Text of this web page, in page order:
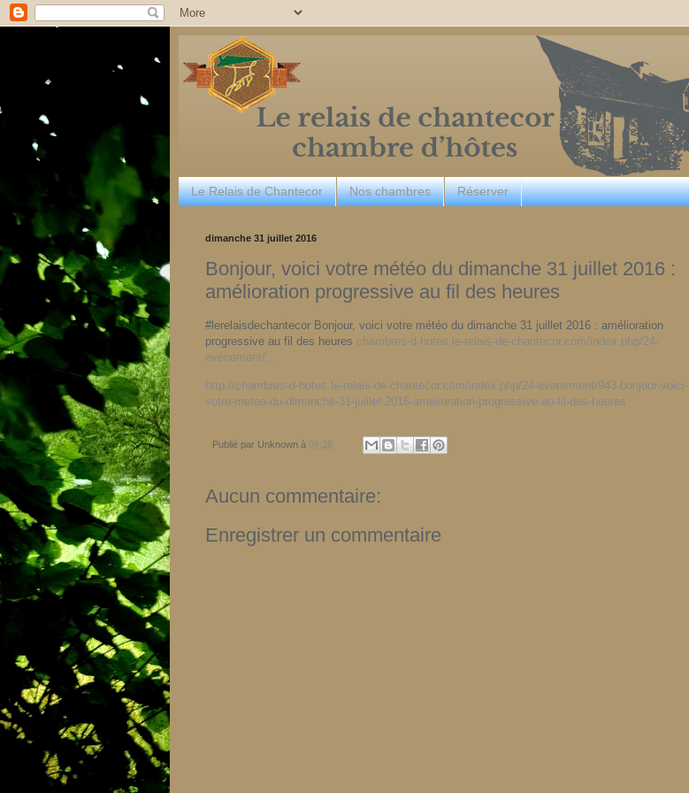
Le Relais de Chantecor Nos chambres Réserver
dimanche 31 juillet 2016
Bonjour, voici votre météo du dimanche 31 juillet 2016 :
amélioration progressive au fil des heures
#lerelaisdechantecor Bonjour, voici votre météo du dimanche 31 juillet 2016 : amélioration
progressive au fil des heures chambres-d-hotes.le-relais-de-chantecor.com/index.php/24-
evenement/…
http://chambres-d-hotes.le-relais-de-chantecor.com/index.php/24-evenement/943-bonjour-voici-
votre-meteo-du-dimanche-31-juillet-2016-amelioration-progressive-au-fil-des-heures
Publié par Unknown à 09:28
Aucun commentaire:
Enregistrer un commentaire